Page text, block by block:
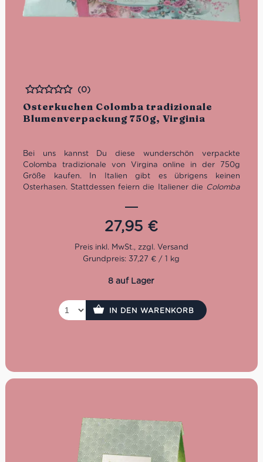
Osterkuchen Colomba tradizionale
Blumenverpackung 750g, Virginia
Bewertet
(0)
Bei uns kannst Du diese wunderschön verpackte
Colomba tradizionale von Virgina online in der 750g
Größe kaufen. In Italien gibt es übrigens keinen
Osterhasen. Stattdessen feiern die Italiener die Colomba
und das ausgewählte Mehl dieser Colomba sorgen für
die unverwechselbare fluffige Konsistenz. Ob zum
Osterfest oder als süßer Genuss zwischendurch, die
Colomba tradizionale wird Deine Sinne verzaubern.
Exklusives Geschenk für Ostern
Mit frischen Kandierten Orangewürfeln
Mit Glasur sizilianischer Mandeln
27,95 €
Grundpreis: 37,27 € / 1 kg
8 auf Lager
IN DEN WARENKORB